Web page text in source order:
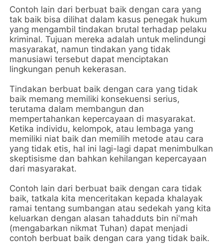
Contoh lain dari berbuat baik dengan cara yang
tak baik bisa dilihat dalam kasus penegak hukum
yang mengambil tindakan brutal terhadap pelaku
kriminal. Tujuan mereka adalah untuk melindungi
masyarakat, namun tindakan yang tidak
manusiawi tersebut dapat menciptakan
lingkungan penuh kekerasan.
Tindakan berbuat baik dengan cara yang tidak
baik memang memiliki konsekuensi serius,
terutama dalam membangun dan
mempertahankan kepercayaan di masyarakat.
Ketika individu, kelompok, atau lembaga yang
memiliki niat baik dan memilih metode atau cara
yang tidak etis, hal ini lagi-lagi dapat menimbulkan
skeptisisme dan bahkan kehilangan kepercayaan
dari masyarakat.
Contoh lain dari berbuat baik dengan cara tidak
baik, tatkala kita menceritakan kepada khalayak
ramai tentang sumbangan atau sedekah yang kita
keluarkan dengan alasan tahadduts bin ni'mah
(mengabarkan nikmat Tuhan) dapat menjadi
contoh berbuat baik dengan cara yang tidak baik.